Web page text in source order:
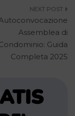
Assemblea di
Guida
Completa 2025